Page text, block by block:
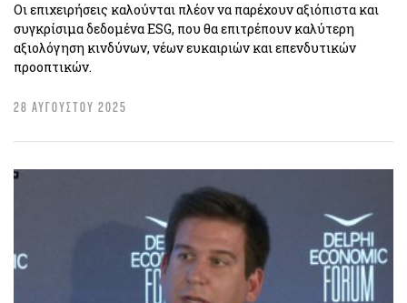
Οι επιχειρήσεις καλούνται πλέον να παρέχουν αξιόπιστα και
συγκρίσιμα δεδομένα ESG, που θα επιτρέπουν καλύτερη
αξιολόγηση κινδύνων, νέων ευκαιριών και επενδυτικών
προοπτικών.
28 ΑΥΓΟΥΣΤΟΥ 2025